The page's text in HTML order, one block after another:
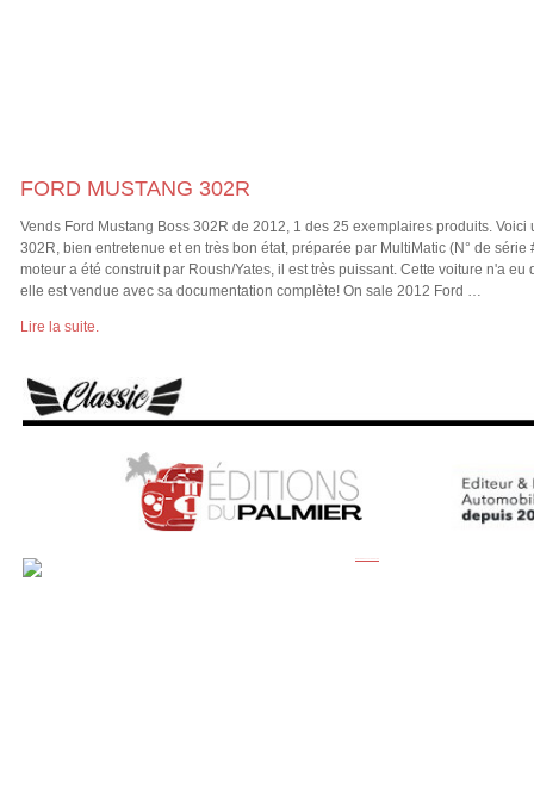
FORD MUSTANG 302R
Vends Ford Mustang Boss 302R de 2012, 1 des 25 exemplaires produits. Voici
302R, bien entretenue et en très bon état, préparée par MultiMatic (N° de série
moteur a été construit par Roush/Yates, il est très puissant. Cette voiture n'a eu
elle est vendue avec sa documentation complète! On sale 2012 Ford …
Lire la suite.